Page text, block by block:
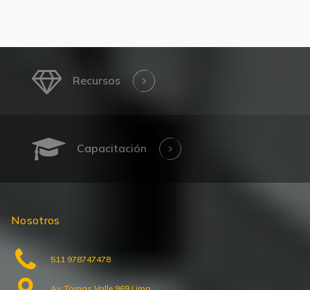
Recursos
Capacitación
Nosotros
511 978747478
Av. Tomas Valle 969 Lima